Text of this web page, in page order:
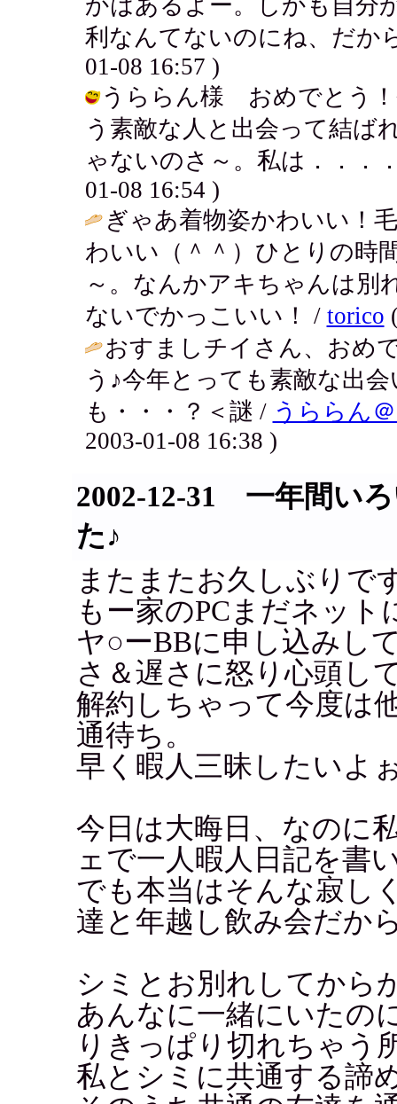
利なんてないのにね、だか
01-08 16:57 )
うららん様 おめでとう！
う素敵な人と出会って結ば
ゃないのさ～。私は．．．
01-08 16:54 )
ぎゃあ着物姿かわいい！
わいい（＾＾）ひとりの時
～。なんかアキちゃんは別
ないでかっこいい！ / torico
おすましチイさん、おめ
う♪今年とっても素敵な出
も・・・？＜謎 / うららん
2003-01-08 16:38 )
2002-12-31 一年間い
た♪
またまたお久しぶりで
もー家のPCまだネッ
ヤ○ーBBに申し込みし
さ＆遅さに怒り心頭し
解約しちゃって今度は
通待ち。
早く暇人三昧したいよ
今日は大晦日、なのに
ェで一人暇人日記を書
でも本当はそんな寂し
達と年越し飲み会だか
シミとお別れしてから
あんなに一緒にいたの
りきっぱり切れちゃう
私とシミに共通する諦